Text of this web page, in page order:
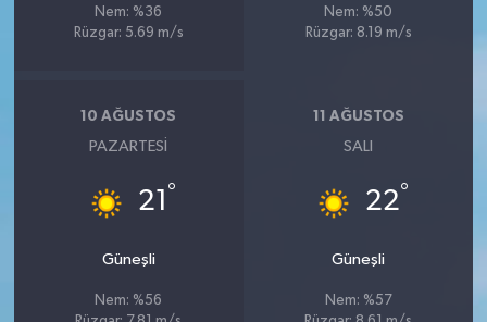
Nem: %36
Rüzgar: 5.69 m/s
Nem: %50
Rüzgar: 8.19 m/s
10 AĞUSTOS
PAZARTESI
21 °
Güneşli
Nem: %56
11 AĞUSTOS
SALI
22°
Güneşli
Nem: %57